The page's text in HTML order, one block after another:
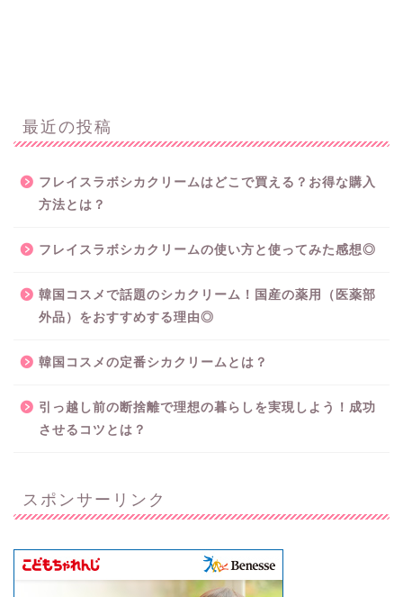
最近の投稿
フレイスラボシカクリームはどこで買える？お得な購入
方法とは？
フレイスラボシカクリームの使い方と使ってみた感想◎
韓国コスメで話題のシカクリーム！国産の薬用（医薬部
外品）をおすすめする理由◎
韓国コスメの定番シカクリームとは？
引っ越し前の断捨離で理想の暮らしを実現しよう！成功
させるコツとは？
スポンサーリンク